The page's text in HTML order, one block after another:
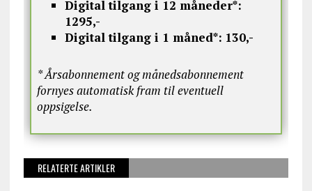
Digital tilgang i 12 måneder*:
1295,-
Digital tilgang i 1 måned*: 130,-
* Årsabonnement og månedsabonnement
fornyes automatisk fram til eventuell
oppsigelse.
RELATERTE ARTIKLER